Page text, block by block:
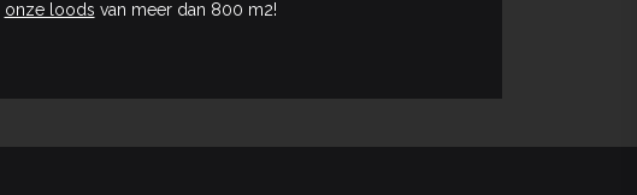
onze loods van meer dan 800 m2!